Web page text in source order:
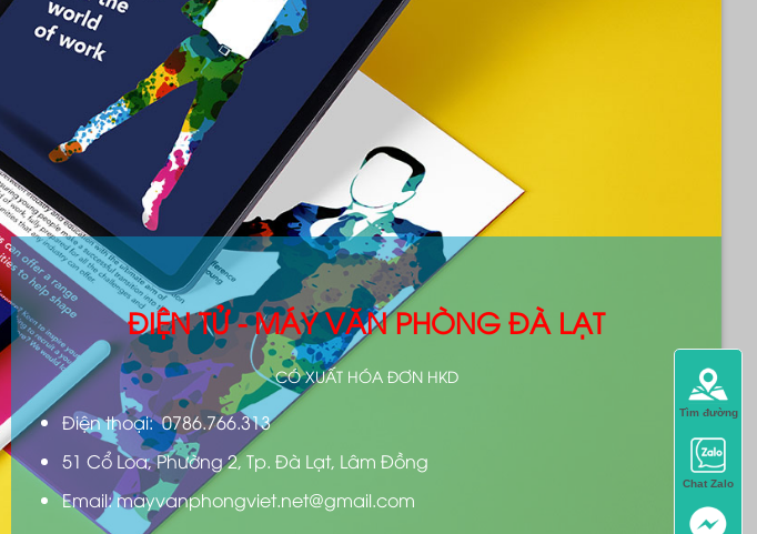
ĐIỆN TỬ - MÁY VĂN PHÒNG ĐÀ LẠT
CÓ XUẤT HÓA ĐƠN HKD
Điện thoại: 0786.766.313
51 Cổ Loa, Phường 2, Tp. Đà Lạt, Lâm Đồng
Email: mayvanphongviet.net@gmail.com
Tìm đường
Chat Zalo